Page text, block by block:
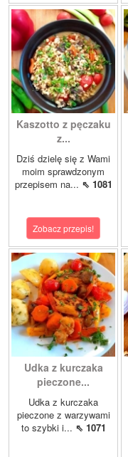
Kaszotto z pęczaku
z...
Dziś dzielę się z Wami
moim sprawdzonym
przepisem na... ⇖ 1081
Zobacz przepis!
Udka z kurczaka
pieczone...
Udka z kurczaka
pieczone z warzywami
to szybki i... ⇖ 1071